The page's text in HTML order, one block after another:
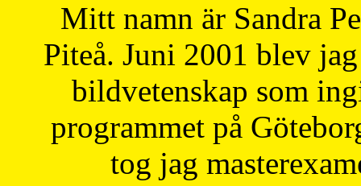
Mitt namn är Sandra
Piteå. Juni 2001 blev
bildvetenskap som
programmet på
tog jag